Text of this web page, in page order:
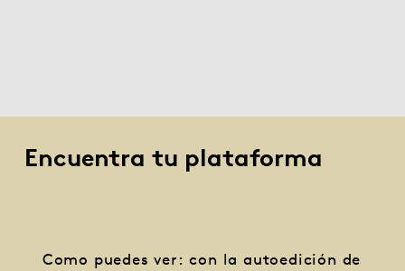
Encuentra tu plataforma
Como puedes ver: con la autoedición de